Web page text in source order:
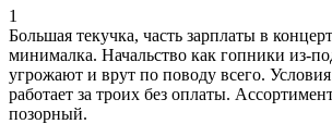
1
Большая текучка, часть зарплаты в
минималка. Начальство как гопники из-
угрожают и врут по поводу всего.
работает за троих без оплаты.
позорный.